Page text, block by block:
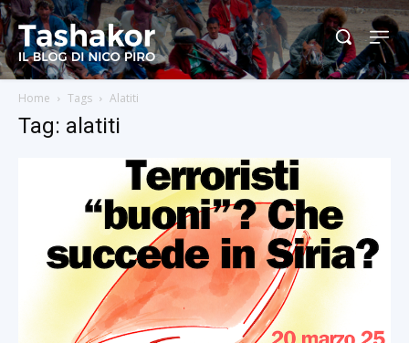
Home Tags Alatiti
Tag: alatiti